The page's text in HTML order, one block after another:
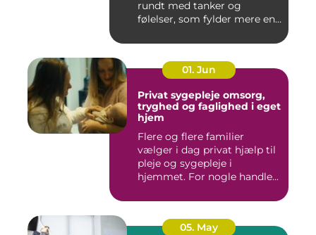
rundt med tanker og
følelser, som fylder mere end
01. Jun
Privat sygepleje omsorg,
tryghed og faglighed i eget
hjem
Flere og flere familier
vælger i dag privat hjælp til
pleje og sygepleje i
hjemmet. For nogle handle...
05. May